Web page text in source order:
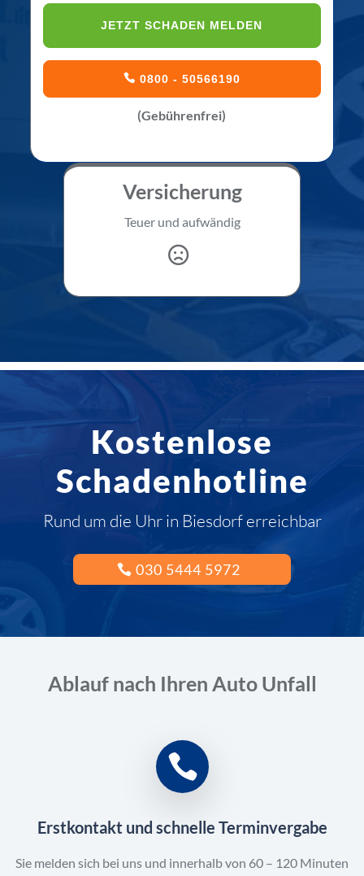
JETZT SCHADEN MELDEN
0800 - 50566190
(Gebührenfrei)
Versicherung
Teuer und aufwändig
Kostenlose
Schadenhotline
Rund um die Uhr in Biesdorf erreichbar
030 5444 5972
Ablauf nach Ihren Auto Unfall
Erstkontakt und schnelle Terminvergabe
Sie melden sich bei uns und innerhalb von 60 – 120 Minuten